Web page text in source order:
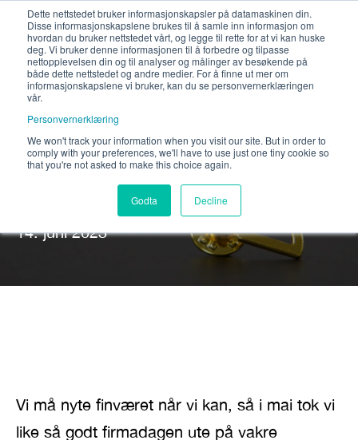
Dette nettstedet bruker informasjonskapsler på datamaskinen din.
Disse informasjonskapslene brukes til å samle inn informasjon om
hvordan du bruker nettstedet vårt, og legge til rette for at vi kan huske
deg. Vi bruker denne informasjonen til å forbedre og tilpasse
nettopplevelsen din og til analyser og målinger av besøkende på
både dette nettstedet og andre medier. For å finne ut mer om
informasjonskapslene vi bruker, kan du se personvernerklæringen
vår.
Personvernerklæring
We won't track your information when you visit our site. But in order to
comply with your preferences, we'll have to use just one tiny cookie so
that you're not asked to make this choice again.
Godta Decline
Firmadag på Gressholmen
bspoke
14. juni 2023
Vi må nyte finværet når vi kan, så i mai tok vi
like så godt firmadagen ute på vakre